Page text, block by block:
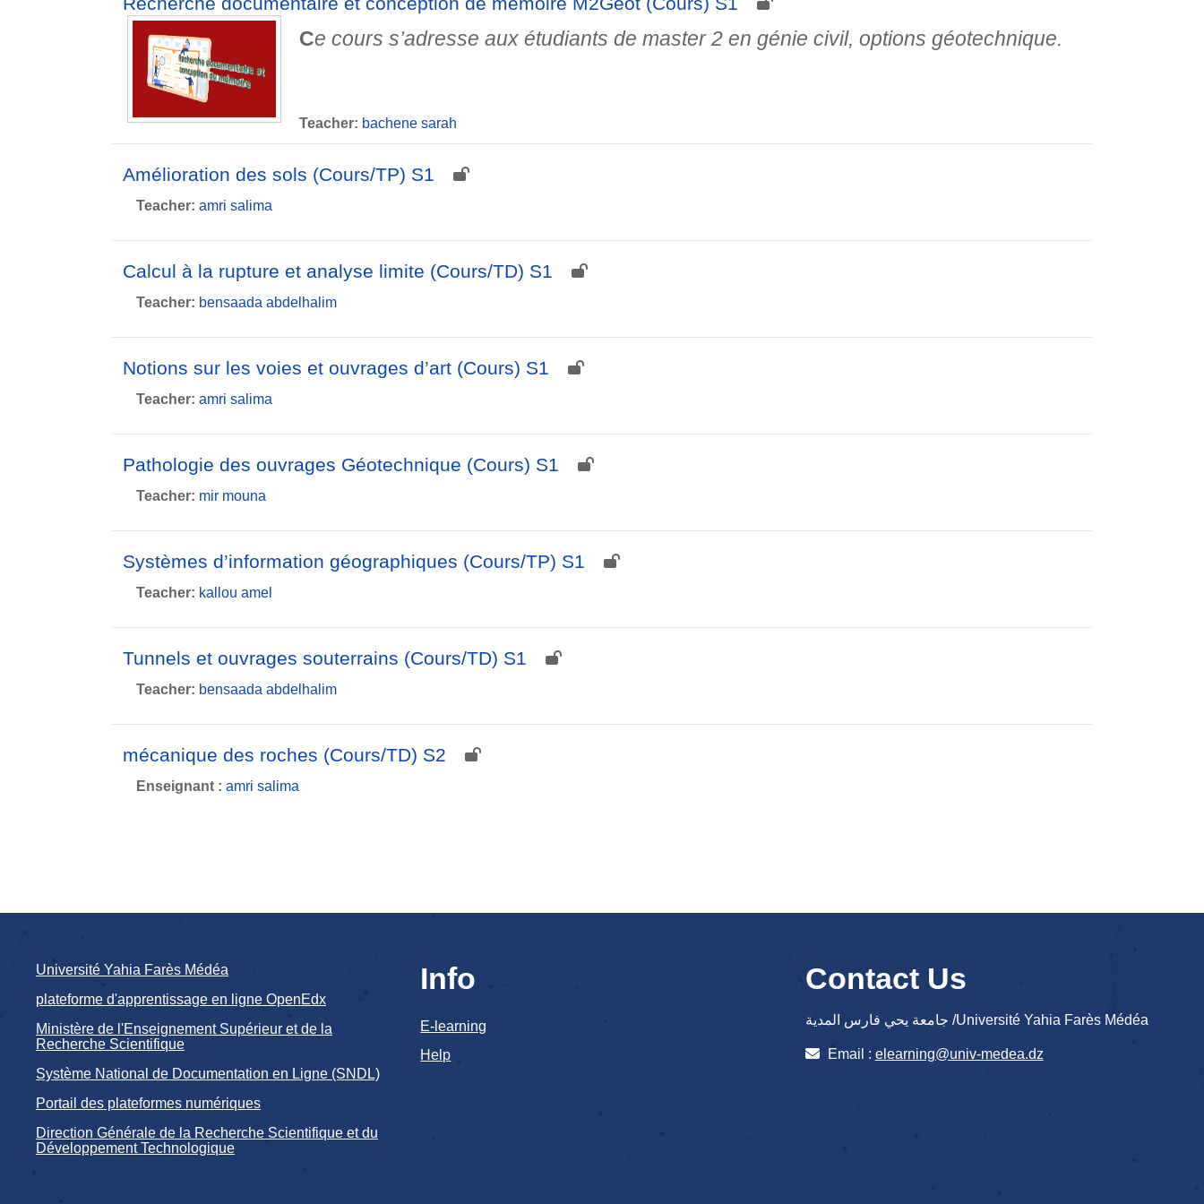
Ce cours s’adresse aux étudiants de master 2 en génie civil, options géotechnique.
Teacher: bachene sarah
Amélioration des sols (Cours/TP) S1
Teacher: amri salima
Calcul à la rupture et analyse limite (Cours/TD) S1
Teacher: bensaada abdelhalim
Notions sur les voies et ouvrages d’art (Cours) S1
Teacher: amri salima
Pathologie des ouvrages Géotechnique (Cours) S1
Teacher: mir mouna
Systèmes d’information géographiques (Cours/TP) S1
Teacher: kallou amel
Tunnels et ouvrages souterrains (Cours/TD) S1
Teacher: bensaada abdelhalim
mécanique des roches (Cours/TD) S2
Enseignant : amri salima
Université Yahia Farès Médéa
plateforme d'apprentissage en ligne OpenEdx
Ministère de l'Enseignement Supérieur et de la
Recherche Scientifique
Système National de Documentation en Ligne (SNDL)
Portail des plateformes numériques
Direction Générale de la Recherche Scientifique et du
Développement Technologique
Info
E-learning
Help
Contact Us
جامعة يحي فارس المدية /Université Yahia Farès Médéa
Email : elearning@univ-medea.dz